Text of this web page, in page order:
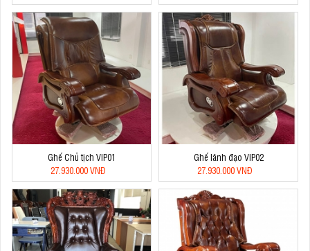
Ghế Chủ tịch VIP01
27.930.000 VNĐ
Ghế lãnh đạo VIP02
27.930.000 VNĐ